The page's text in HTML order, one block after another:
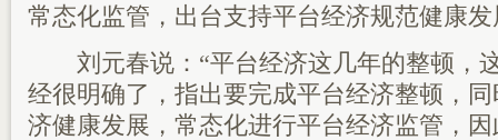
常态化监管，出台支持平台经济规范健康
刘元春说：“平台经济这几年的整顿，
经很明确了，指出要完成平台经济整顿，
济健康发展，常态化进行平台经济监管，